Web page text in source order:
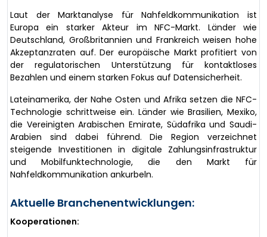
Laut der Marktanalyse für Nahfeldkommunikation ist
Europa ein starker Akteur im NFC-Markt. Länder wie
Deutschland, Großbritannien und Frankreich weisen hohe
Akzeptanzraten auf. Der europäische Markt profitiert von
der regulatorischen Unterstützung für kontaktloses
Bezahlen und einem starken Fokus auf Datensicherheit.
Lateinamerika, der Nahe Osten und Afrika setzen die NFC-
Technologie schrittweise ein. Länder wie Brasilien, Mexiko,
die Vereinigten Arabischen Emirate, Südafrika und Saudi-
Arabien sind dabei führend. Die Region verzeichnet
steigende Investitionen in digitale Zahlungsinfrastruktur
und Mobilfunktechnologie, die den Markt für
Nahfeldkommunikation ankurbeln.
Aktuelle Branchenentwicklungen:
Kooperationen: